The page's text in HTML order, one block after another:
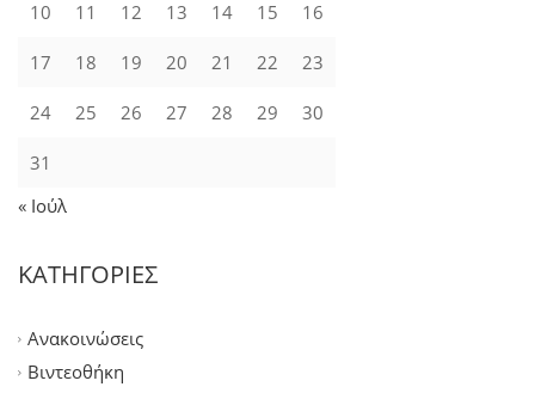
10 11 12 13 14 15 16
17 18 19 20 21 22 23
24 25 26 27 28 29 30
31
« Ιούλ
ΚΑΤΗΓΟΡΙΕΣ
Ανακοινώσεις
Βιντεοθήκη